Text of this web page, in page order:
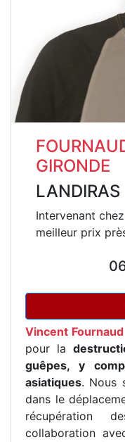
GIRONDE
LANDIRAS
Intervenant
meilleur prix
Vincent Fournaud
pour la
guêpes, y
asiatiques. Nous
dans le
récupération
collaboration